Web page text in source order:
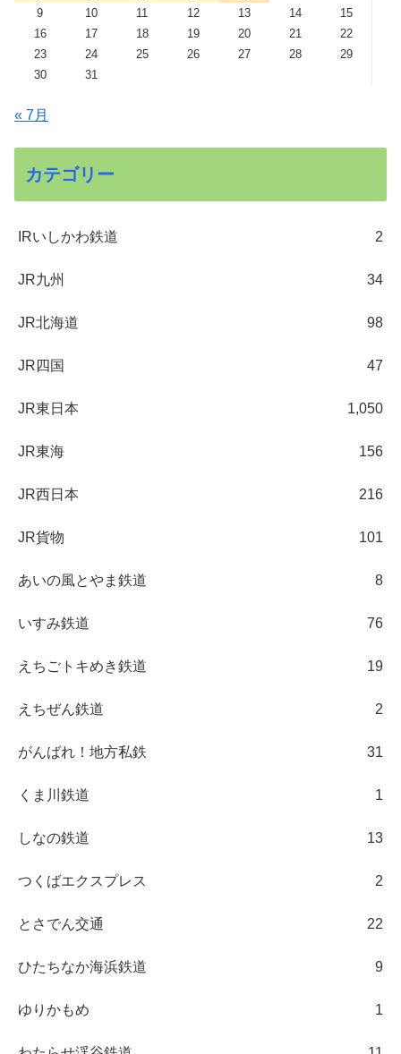
9
10 11 12 13 14
15
16
17 18 19 20 21
22
23
24 25 26 27 28
29
30
31
« 7月
カテゴリー
IRいしかわ鉄道 2
JR九州 34
JR北海道 98
JR四国 47
JR東日本 1,050
JR東海 156
JR西日本 216
JR貨物 101
あいの風とやま鉄道 8
いすみ鉄道 76
えちごトキめき鉄道 19
えちぜん鉄道 2
がんばれ！地方私鉄 31
くま川鉄道 1
しなの鉄道 13
つくばエクスプレス 2
とさでん交通 22
ひたちなか海浜鉄道 9
ゆりかもめ 1